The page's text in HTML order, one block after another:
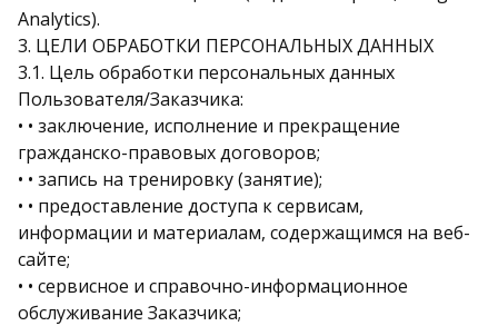
Analytics).
3. ЦЕЛИ ОБРАБОТКИ ПЕРСОНАЛЬНЫХ ДАННЫХ
3.1. Цель обработки персональных данных
Пользователя/Заказчика:
• • заключение, исполнение и прекращение
гражданско-правовых договоров;
• • запись на тренировку (занятие);
• • предоставление доступа к сервисам,
информации и материалам, содержащимся на веб-
сайте;
• • сервисное и справочно-информационное
обслуживание Заказчика;